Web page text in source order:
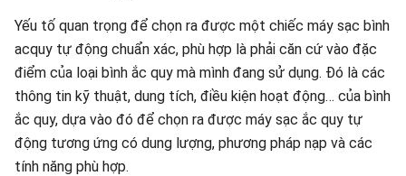
Yếu tố quan trọng để chọn ra được một chiếc máy sạc bình
acquy tự động chuẩn xác, phù hợp là phải căn cứ vào đặc
điểm của loại bình ắc quy mà mình đang sử dụng. Đó là các
thông tin kỹ thuật, dung tích, điều kiện hoạt động… của bình
ắc quy, dựa vào đó để chọn ra được máy sạc ắc quy tự
động tương ứng có dung lượng, phương pháp nạp và các
tính năng phù hợp.